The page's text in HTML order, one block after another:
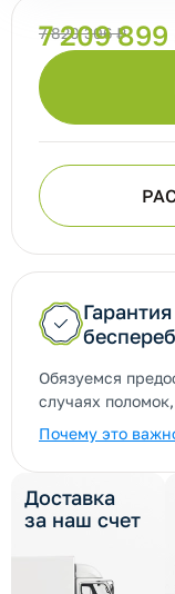
7 820 306 ₽
7 209 899
Гарантия
Обязуемся
случаях
Почему это
Доставка
за наш счет